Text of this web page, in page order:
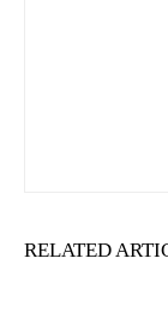
RELATED